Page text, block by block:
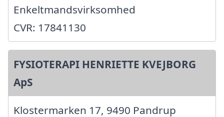
Enkeltmandsvirksomhed
CVR: 17841130
FYSIOTERAPI HENRIETTE KVEJBORG
ApS
Klostermarken 17, 9490 Pandrup